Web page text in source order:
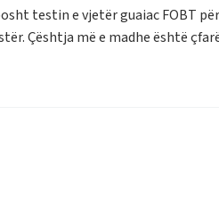
testin e vjetër guaiac FOBT
Çështja më e madhe është